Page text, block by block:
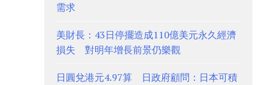
需求
美財長：43日停擺造成110億美元永久經濟
損失 對明年增長前景仍樂觀
日圓兌港元4.97算 日政府顧問：日本可積